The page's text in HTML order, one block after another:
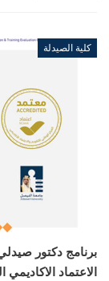
كلية الصيدلة
برنامج دكتور
الاعتماد